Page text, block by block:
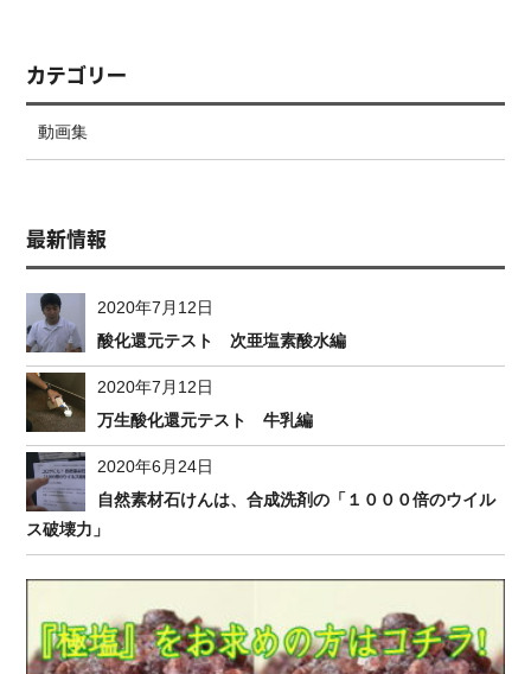
カテゴリー
動画集
最新情報
2020年7月12日
酸化還元テスト 次亜塩素酸水編
2020年7月12日
万生酸化還元テスト 牛乳編
2020年6月24日
自然素材石けんは、合成洗剤の「１０００倍のウイル
ス破壊力」